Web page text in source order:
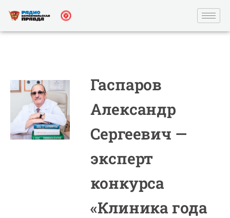
Гаспаров
Александр
Сергеевич —
эксперт
конкурса
«Клиника года